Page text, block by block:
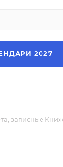
2027
записные